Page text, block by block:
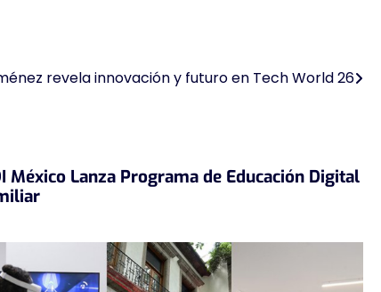
revela innovación y futuro en Tech World 26
México Lanza Programa de Educación Digital